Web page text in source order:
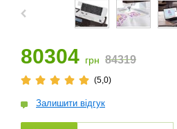
80304 грн 84319
(5,0)
Залишити відгук